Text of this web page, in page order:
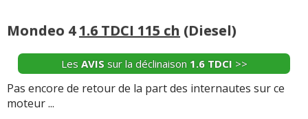
+ d'INFOS
Mondeo 41.6 TDCI 115 ch (Diesel)
Les AVIS sur la déclinaison 1.6 TDCI >>
Pas encore de retour de la part des internautes sur ce
moteur ...